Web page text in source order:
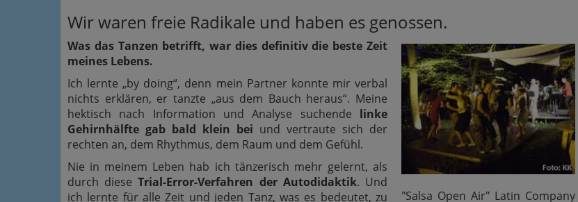
Wir waren freie Radikale und haben es genossen.
"Salsa Open Air" Latin Company
Was das Tanzen betrifft, war dies definitiv die beste Zeit
meines Lebens.
Ich lernte „by doing“, denn mein Partner konnte mir verbal
nichts erklären, er tanzte „aus dem Bauch heraus“. Meine
hektisch nach Information und Analyse suchende linke
Gehirnhälfte gab bald klein bei und vertraute sich der
rechten an, dem Rhythmus, dem Raum und dem Gefühl.
Nie in meinem Leben hab ich tänzerisch mehr gelernt, als
durch dieseTrial-Error-Verfahren der Autodidaktik. Und
ich lernte für alle Zeit und jeden Tanz, was es bedeutet, zu